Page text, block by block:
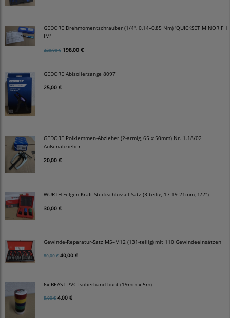
GEDORE Drehmomentschrauber (1/4", 0,14–0,85 Nm) 'QUICKSET MINOR FH
IM'
220,00 € 198,00 €
GEDORE Abisolierzange 8097
25,00 €
GEDORE Polklemmen-Abzieher (2-armig, 65 x 50mm) Nr. 1.18/02
Außenabzieher
20,00 €
WÜRTH Felgen Kraft-Steckschlüssel Satz (3-teilig, 17 19 21mm, 1/2")
30,00 €
Gewinde-Reparatur-Satz M5–M12 (131-teilig) mit 110 Gewindeeinsätzen
80,00 € 40,00 €
6x BEAST PVC Isolierband bunt (19mm x 5m)
5,00 € 4,00 €